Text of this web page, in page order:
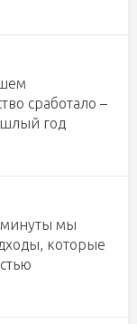
сработало –
год
минуты мы
которые